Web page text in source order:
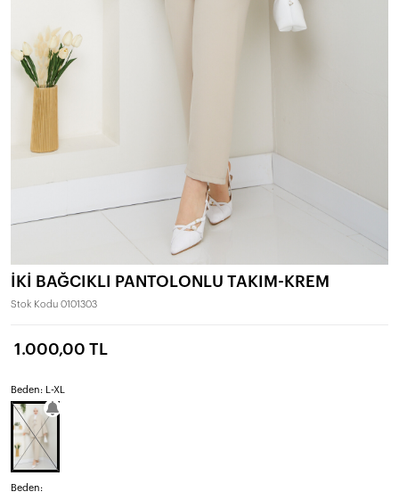
İKİ BAĞCIKLI PANTOLONLU TAKIM-KREM
Stok Kodu 0101303
1.000,00 TL
Beden: L-XL
Beden: